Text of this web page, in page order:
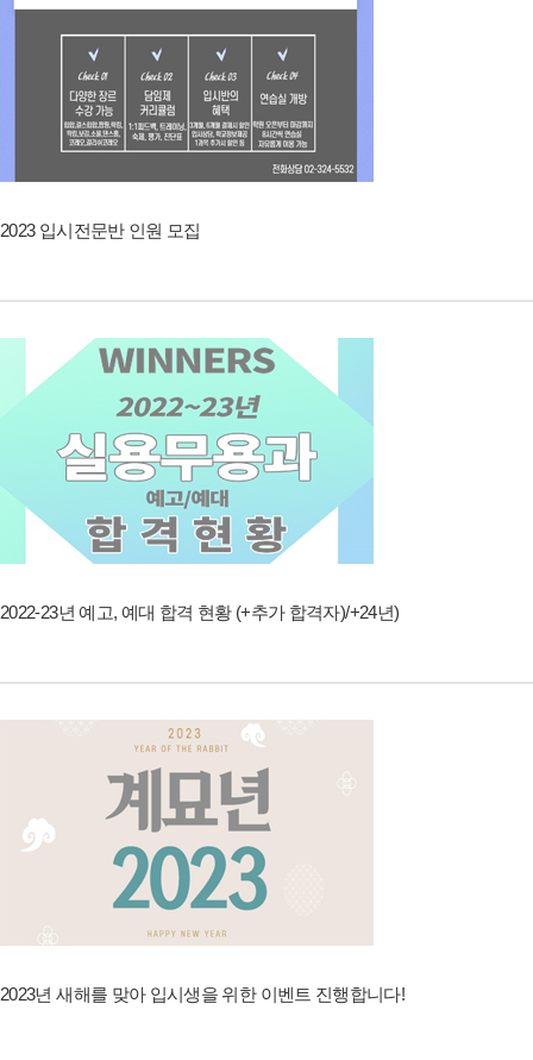
2023 입시전문반 인원 모집
2022-23년 예고, 예대 합격 현황 (+추가 합격자)/+24년)
2023년 새해를 맞아 입시생을 위한 이벤트 진행합니다!